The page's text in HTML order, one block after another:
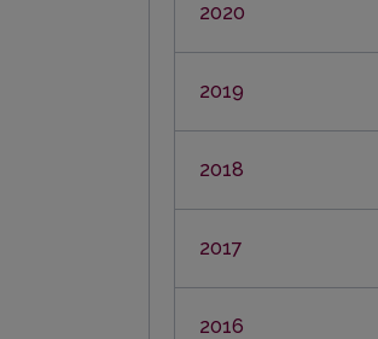
2020
2019
2018
2017
2016